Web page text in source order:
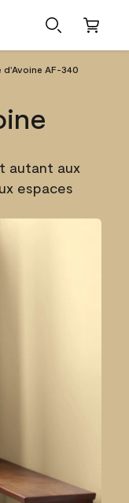
d'Avoine AF-340
autant aux
espaces